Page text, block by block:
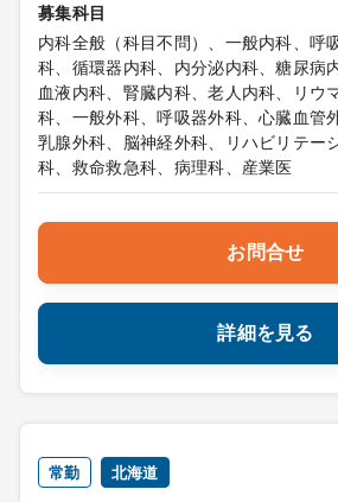
募集科目
内科全般（科目不問）、一般内科、呼
科、循環器内科、内分泌内科、糖尿病
血液内科、腎臓内科、老人内科、リウ
科、一般外科、呼吸器外科、心臓血管
乳腺外科、脳神経外科、リハビリテー
科、救命救急科、病理科、産業医
お問合せ
詳細を見る
常勤 北海道